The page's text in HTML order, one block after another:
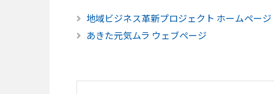
地域ビジネス革新プロジェクト ホームペー
あきた元気ムラ ウェブページ